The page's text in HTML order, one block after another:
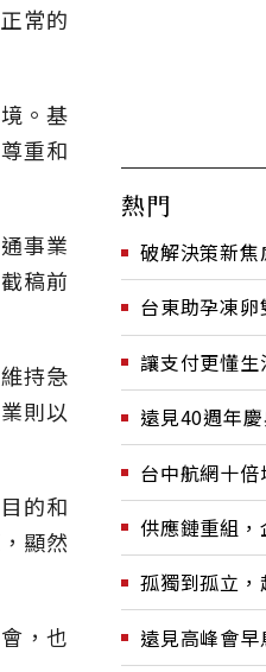
常的
。基
重和
事業
稿前
持急
則以
的和
顯然
，也
熱門
破解決策新
台東助孕凍卵
讓支付更懂
遠見40週年
台中航網十
供應鏈重組
孤獨到孤立
遠見高峰會早